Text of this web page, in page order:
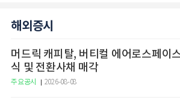
해외증시
머드릭 캐피탈, 버티컬 에어로스페이
식 및 전환사채 매각
주요공시 2026-08-08